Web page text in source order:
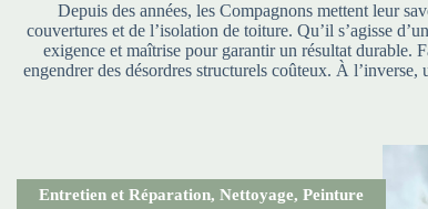
Depuis des années, les Compagnons mettent leur
couvertures et de l’isolation de toiture. Qu’il s’agisse
exigence et maîtrise pour garantir un résultat durable.
engendrer des désordres structurels coûteux. À
Entretien et Réparation, Nettoyage, Peinture